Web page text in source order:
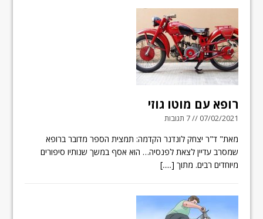
רופא עם מוטו גוזי
07/02/2021 // 7 תגובות
מאת" ד"ר יצחק לונדנר הקדמה: תמצית הספר מדובר ברופא
שמסרב עדיין לצאת לפנסיה… הוא אסף במשך שנותיו סיפורים
מיוחדים רבים. מתוך [.....]